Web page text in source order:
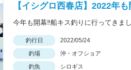
【イシグロ西春店】2022年
釣行日 2022/05/24
釣場
沖・オフショア
釣魚
シロギス